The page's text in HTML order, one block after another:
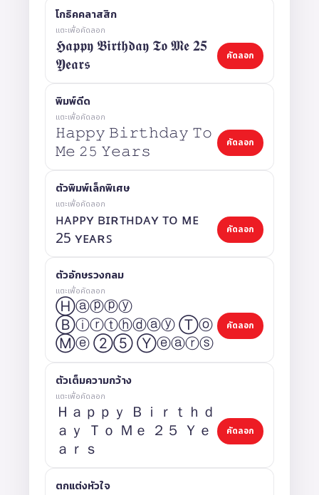
โกธิคคลาสสิก
แตะเพื่อคัดลอก
𝕳𝖆𝖕𝖕𝖞 𝕭𝖎𝖗𝖙𝖍𝖉𝖆𝖞 𝕿𝖔 𝕸𝖊 𝟐𝟓
𝖄𝖊𝖆𝖗𝖘
คัดลอก
พิมพ์ดีด
แตะเพื่อคัดลอก
𝙷𝚊𝚙𝚙𝚢 𝙱𝚒𝚛𝚝𝚑𝚍𝚊𝚢 𝚃𝚘
𝙼𝚎 𝟸𝟻 𝚈𝚎𝚊𝚛𝚜
คัดลอก
ตัวพิมพ์เล็กพิเศษ
แตะเพื่อคัดลอก
ʜᴀᴘᴘʏ ʙɪʀᴛʜᴅᴀʏ ᴛᴏ ᴍᴇ
25 ʏᴇᴀʀꜱ
คัดลอก
ตัวอักษรวงกลม
แตะเพื่อคัดลอก
Ⓗⓐⓟⓟⓨ
Ⓑⓘⓡⓣⓗⓓⓐⓨ Ⓣⓞ
Ⓜⓔ ②⑤ Ⓨⓔⓐⓡⓢ
คัดลอก
ตัวเต็มความกว้าง
แตะเพื่อคัดลอก
Ｈａｐｐｙ Ｂｉｒｔｈｄ
ａｙ Ｔｏ Ｍｅ ２５ Ｙｅ
ａｒｓ
คัดลอก
ตกแต่งหัวใจ